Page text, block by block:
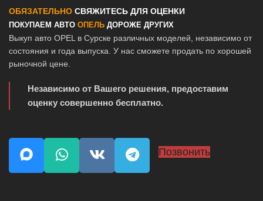
ОБЯЗАТЕЛЬНО СВЯЖИТЕСЬ ДЛЯ ОЦЕНКИ
ПОКУПАЕМ АВТО ОПЕЛЬ ДОРОЖЕ ДРУГИХ
Выкуп авто OPEL в Сурске различных моделей, независимо от
состояния и года выпуска. У нас сможете продать по хорошей
рыночной цене.
Независимо от Вашего решения, предоставим
оценку совершенно бесплатно.
Позвонить